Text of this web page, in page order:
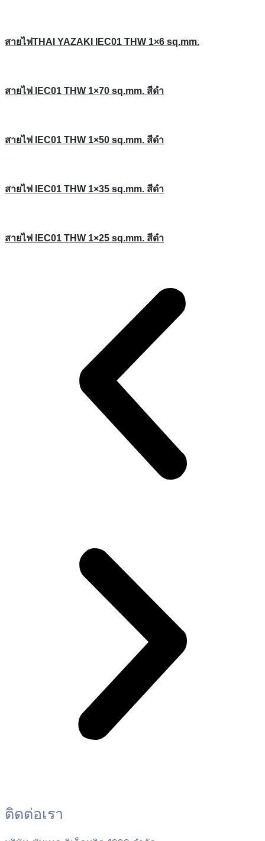
สายไฟTHAI YAZAKI IEC01 THW 1×6 sq.mm.
สายไฟ IEC01 THW 1×70 sq.mm. สีดำ
สายไฟ IEC01 THW 1×50 sq.mm. สีดำ
สายไฟ IEC01 THW 1×35 sq.mm. สีดำ
สายไฟ IEC01 THW 1×25 sq.mm. สีดำ
ติดต่อเรา